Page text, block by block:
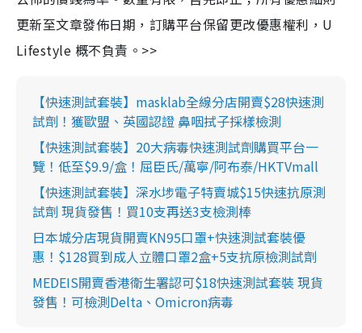
更新至文章發佈日期，訂購平台保留更改優惠權利，U
Lifestyle 概不負責。>>
【快速測試套裝】masklab全線分店開賣$28快速測
試劑！獲歐盟、英國認證 鼻咽拭子採樣檢測
【快速測試套裝】20大病毒快速測試劑購買平台一
覽！低至$9.9/盒！屈臣氏/萬寧/阿布泰/HKTVmall
【快速測試套裝】深水埗電子特賣城$15快速抗原測
試劑 現貨發售！買10支再送3支檢測棒
日本城分店現貨開賣KN95口罩+快速測試套裝優
惠！$128買到成人立體口罩2盒+5支抗原檢測試劑
MEDEIS開賣香港衛生署認可$18快速測試套裝 現貨
發售！可檢測Delta、Omicron病毒